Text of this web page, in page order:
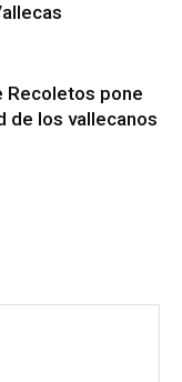
Recoletos pone
de los vallecanos